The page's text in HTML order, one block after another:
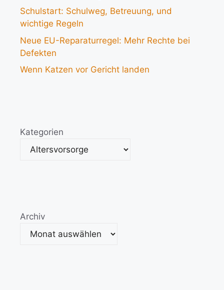
Schulstart: Schulweg, Betreuung, und
wichtige Regeln
Neue EU-Reparaturregel: Mehr Rechte bei
Defekten
Wenn Katzen vor Gericht landen
Kategorien
Archiv